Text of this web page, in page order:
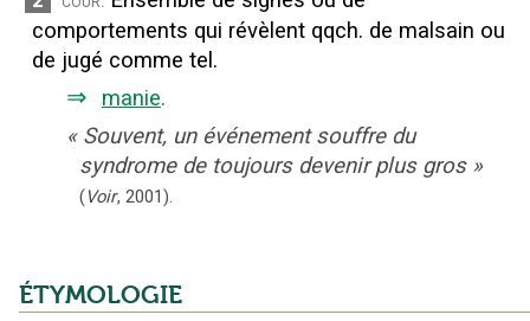
comportements qui révèlent qqch. de malsain ou
de jugé comme tel.
⇒ manie.
« Souvent, un événement souffre du
syndrome de toujours devenir plus gros »
(Voir, 2001).
ÉTYMOLOGIE